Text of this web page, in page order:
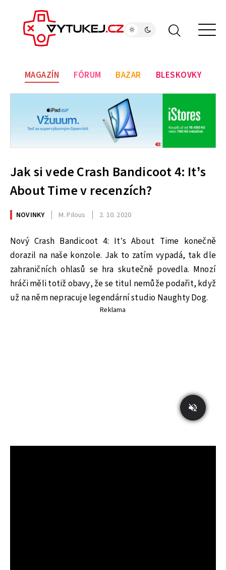
MAGAZÍN FÓRUM BAZAR BLESKOVKY
Jak si vede Crash Bandicoot 4: It’s
About Time v recenzích?
NOVINKY M. Pilous 2. 10. 2020
Nový Crash Bandicoot 4: It’s About Time konečně
dorazil na naše konzole. Jak to zatím vypadá, tak dle
zahraničních ohlasů se hra skutečně povedla. Mnozí
hráči měli totiž obavy, že se titul nemůže podařit, když
už na něm nepracuje legendární studio Naughty Dog.
Reklama